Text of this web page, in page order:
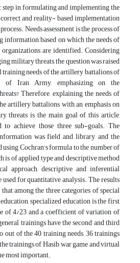
in formulating and implementing the
and reality- based implementation
Needs assessment is the process of
information based on which the needs of
are identified. Considering
military threats, the question was raised
training needs of the artillery battalions of
of Iran Army, emphasizing on the
Therefore, explaining the needs of
artillery battalions with an emphasis on
threats is the main goal of this article,
to achieve those three sub-goals. The
was field and library, and the
using Cochran's formula to the number of
is of applied type and descriptive method
approach, descriptive and inferential
for quantitative analysis. The results
among the three categories of special
specialized education is the first
of 4/23 and a coefficient of variation of
trainings have the second and third
out of the 40 training needs, 36 trainings
trainings of Hasib, war game and virtual
most important.